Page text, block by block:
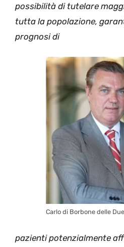
possibilità di tutelare
tutta la popolazione,
prognosi di
Carlo di Borbone delle
pazienti potenzialmente